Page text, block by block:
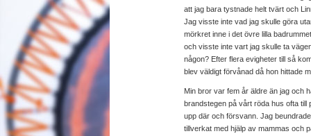
att jag bara tystnade helt tvärt och
Jag visste inte vad jag skulle göra
mörkret inne i det övre lilla
och visste inte vart jag skulle ta
någon? Efter flera evigheter till så
blev väldigt förvånad då hon hittade
Min bror var fem år äldre än jag och
brandstegen på vårt röda hus ofta till
upp där och försvann. Jag
tillverkat med hjälp av mammas och